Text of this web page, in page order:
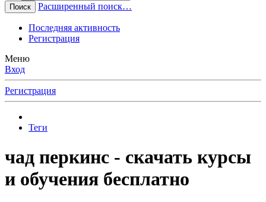
Поиск Расширенный поиск…
Последняя активность
Регистрация
Меню
Вход
Регистрация
Теги
чад перкинс - скачать курсы
и обучения бесплатно